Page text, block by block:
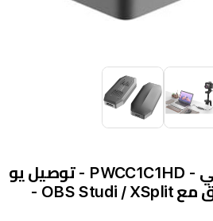
كرت التقاط باورولوجي - PWCC1C1HD - توصيل يو
اس بي سي - متوافق مع OBS Studi / XSplit -